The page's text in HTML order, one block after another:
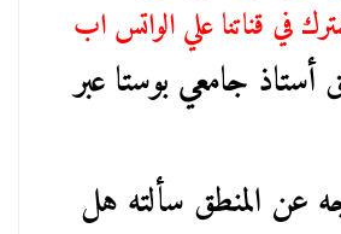
في قناتنا علي الواتس اب
جامعي بوستا عبر
عن المنطق سألته هل